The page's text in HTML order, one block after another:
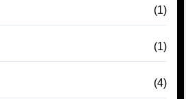
(1)
(1)
(4)